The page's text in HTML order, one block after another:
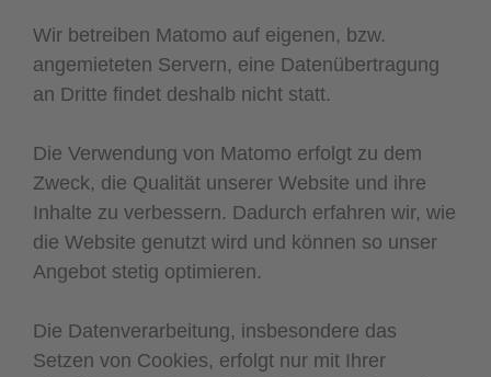
Wir betreiben Matomo auf eigenen, bzw.
angemieteten Servern, eine Datenübertragung
an Dritte findet deshalb nicht statt.
Die Verwendung von Matomo erfolgt zu dem
Zweck, die Qualität unserer Website und ihre
Inhalte zu verbessern. Dadurch erfahren wir, wie
die Website genutzt wird und können so unser
Angebot stetig optimieren.
Die Datenverarbeitung, insbesondere das
Setzen von Cookies, erfolgt nur mit Ihrer